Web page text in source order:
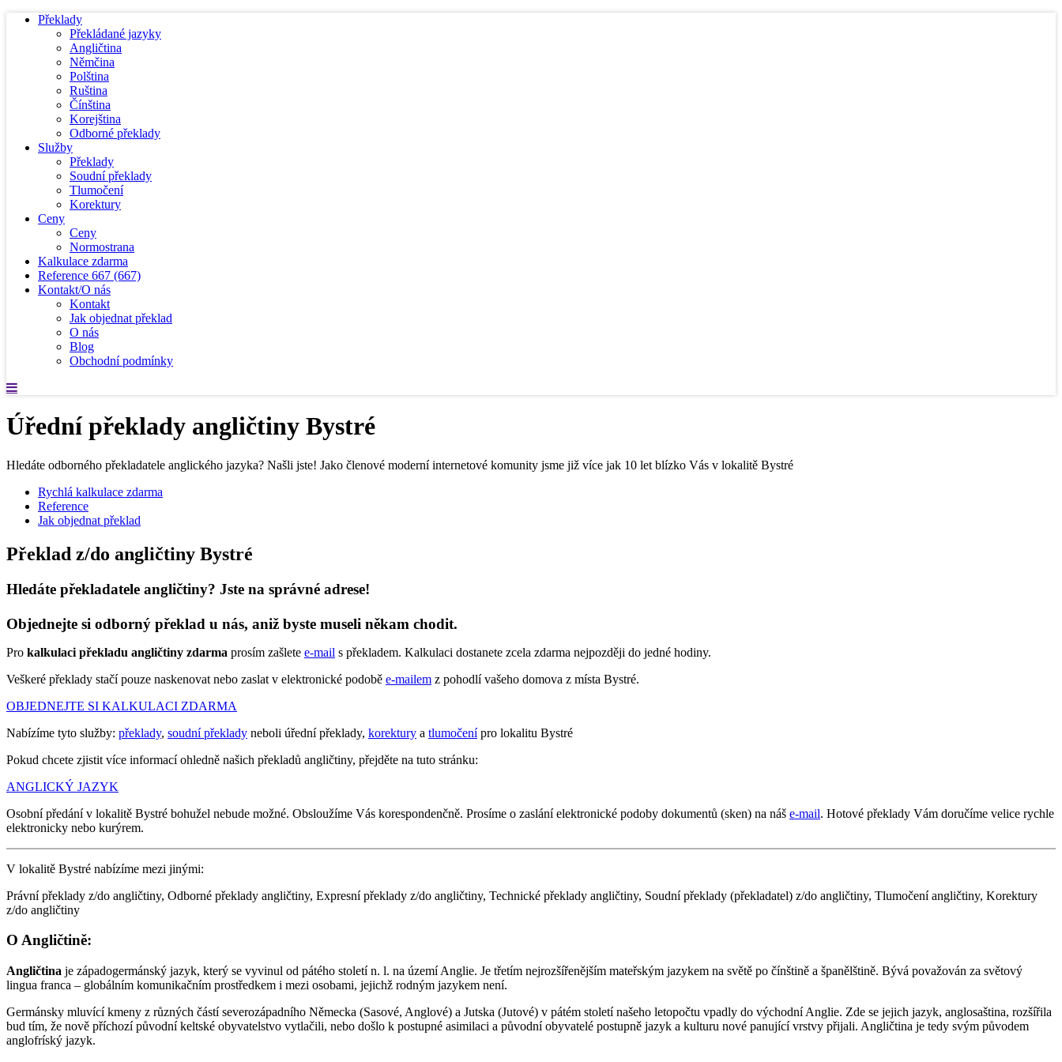
Překlady
Překládané jazyky
Angličtina
Němčina
Polština
Ruština
Čínština
Korejština
Odborné překlady
Služby
Překlady
Soudní překlady
Tlumočení
Korektury
Ceny
Ceny
Normostrana
Kalkulace zdarma
Reference 667 (667)
Kontakt/O nás
Kontakt
Jak objednat překlad
O nás
Blog
Obchodní podmínky
Úřední překlady angličtiny Bystré
Hledáte odborného překladatele anglického jazyka? Našli jste! Jako členové moderní internetové komunity jsme již více jak 10 let blízko Vás v lokalitě Bystré
Rychlá kalkulace zdarma
Reference
Jak objednat překlad
Překlad z/do angličtiny Bystré
Hledáte překladatele angličtiny? Jste na správné adrese!
Objednejte si odborný překlad u nás, aniž byste museli někam chodit.
Pro kalkulaci překladu angličtiny zdarma prosím zašlete e-mail s překladem. Kalkulaci dostanete zcela zdarma nejpozději do jedné hodiny.
Veškeré překlady stačí pouze naskenovat nebo zaslat v elektronické podobě e-mailem z pohodlí vašeho domova z místa Bystré.
OBJEDNEJTE SI KALKULACI ZDARMA
Nabízíme tyto služby: překlady, soudní překlady neboli úřední překlady, korektury a tlumočenípro lokalitu Bystré
Pokud chcete zjistit více informací ohledně našich překladů angličtiny, přejděte na tuto stránku:
ANGLICKÝ JAZYK
Osobní předání v lokalitě Bystré bohužel nebude možné. Obsloužíme Vás korespondenčně. Prosíme o zaslání elektronické podoby dokumentů (sken) na náš e-mail. Hotové překlady Vám doručíme velice rychle
elektronicky nebo kurýrem.
V lokalitě Bystré nabízíme mezi jinými:
Právní překlady z/do angličtiny, Odborné překlady angličtiny, Expresní překlady z/do angličtiny, Technické překlady angličtiny, Soudní překlady (překladatel) z/do angličtiny, Tlumočení angličtiny, Korektury
z/do angličtiny
O Angličtině:
Angličtina je západogermánský jazyk, který se vyvinul od pátého století n. l. na území Anglie. Je třetím nejrozšířenějším mateřským jazykem na světě po čínštině a španělštině. Bývá považován za světový
lingua franca – globálním komunikačním prostředkem i mezi osobami, jejichž rodným jazykem není.
Germánsky mluvící kmeny z různých částí severozápadního Německa (Sasové, Anglové) a Jutska (Jutové) v pátém století našeho letopočtu vpadly do východní Anglie. Zde se jejich jazyk, anglosaština, rozšířila
bud tím, že nově příchozí původní keltské obyvatelstvo vytlačili, nebo došlo k postupné asimilaci a původní obyvatelé postupně jazyk a kulturu nové panující vrstvy přijali. Angličtina je tedy svým původem
anglofríský jazyk.